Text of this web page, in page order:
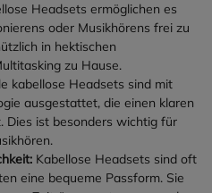
Headsets ermöglichen es
oder Musikhörens frei zu
in hektischen
zu Hause.
kabellose Headsets sind mit
ausgestattet, die einen klaren
Dies ist besonders wichtig für
Kabellose Headsets sind oft
eine bequeme Passform. Sie